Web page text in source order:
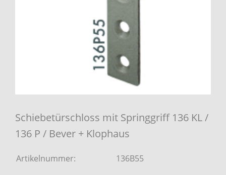
Schiebetürschloss mit Springgriff 136 KL /
136 P / Bever + Klophaus
Artikelnummer: 136B55